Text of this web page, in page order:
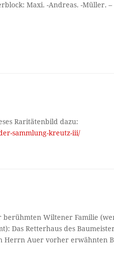
Maxi. -Andreas. -Müller.
Raritätenbild dazu:
sammlung-kreutz-iii/
berühmten Wiltener Familie
Das Retterhaus des
Herrn Auer vorher erwähnten